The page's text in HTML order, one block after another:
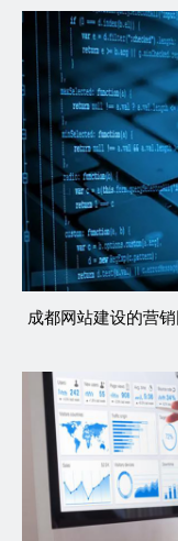
成都网站建设的营